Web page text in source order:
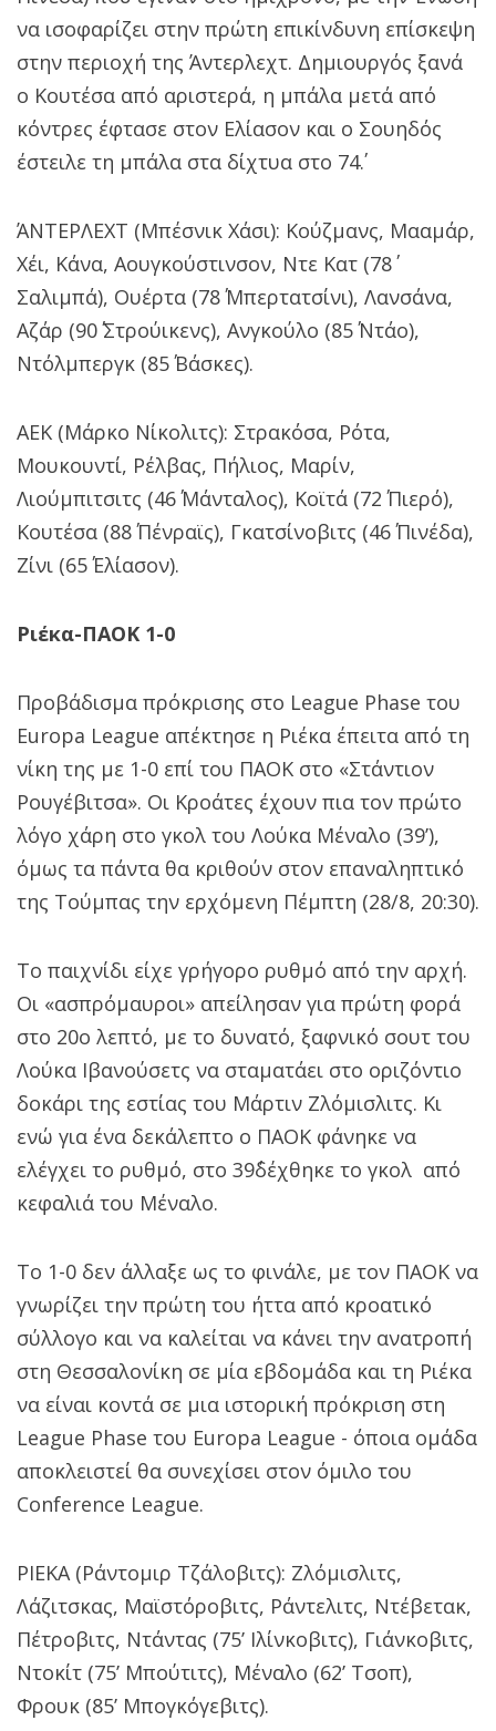
να ισοφαρίζει στην πρώτη επικίνδυνη επίσκεψη
στην περιοχή της Άντερλεχτ. Δημιουργός ξανά
ο Κουτέσα από αριστερά, η μπάλα μετά από
κόντρες έφτασε στον Ελίασον και ο Σουηδός
έστειλε τη μπάλα στα δίχτυα στο 74΄.
ΆΝΤΕΡΛΕΧΤ (Μπέσνικ Χάσι): Κούζμανς, Μααμάρ,
Χέι, Κάνα, Αουγκούστινσον, Ντε Κατ (78΄
Σαλιμπά), Ουέρτα (78΄ Μπερτατσίνι), Λανσάνα,
Αζάρ (90΄ Στρούικενς), Ανγκούλο (85΄ Ντάο),
Ντόλμπεργκ (85΄ Βάσκες).
ΑΕΚ (Μάρκο Νίκολιτς): Στρακόσα, Ρότα,
Μουκουντί, Ρέλβας, Πήλιος, Μαρίν,
Λιούμπιτσιτς (46΄ Μάνταλος), Κοϊτά (72΄ Πιερό),
Κουτέσα (88΄ Πένραϊς), Γκατσίνοβιτς (46΄ Πινέδα),
Ζίνι (65΄ Ελίασον).
Ριέκα-ΠΑΟΚ 1-0
Προβάδισμα πρόκρισης στο League Phase του
Europa League απέκτησε η Ριέκα έπειτα από τη
νίκη της με 1-0 επί του ΠΑΟΚ στο «Στάντιον
Ρουγέβιτσα». Οι Κροάτες έχουν πια τον πρώτο
λόγο χάρη στο γκολ του Λούκα Μέναλο (39’),
όμως τα πάντα θα κριθούν στον επαναληπτικό
της Τούμπας την ερχόμενη Πέμπτη (28/8, 20:30).
Το παιχνίδι είχε γρήγορο ρυθμό από την αρχή.
Οι «ασπρόμαυροι» απείλησαν για πρώτη φορά
στο 20ο λεπτό, με το δυνατό, ξαφνικό σουτ του
Λούκα Ιβανούσετς να σταματάει στο οριζόντιο
δοκάρι της εστίας του Μάρτιν Ζλόμισλιτς. Κι
ενώ για ένα δεκάλεπτο ο ΠΑΟΚ φάνηκε να
ελέγχει το ρυθμό, στο 39΄δέχθηκε το γκολ από
κεφαλιά του Μέναλο.
Το 1-0 δεν άλλαξε ως το φινάλε, με τον ΠΑΟΚ να
γνωρίζει την πρώτη του ήττα από κροατικό
σύλλογο και να καλείται να κάνει την ανατροπή
στη Θεσσαλονίκη σε μία εβδομάδα και τη Ριέκα
να είναι κοντά σε μια ιστορική πρόκριση στη
League Phase του Europa League - όποια ομάδα
αποκλειστεί θα συνεχίσει στον όμιλο του
Conference League.
ΡΙΕΚΑ (Ράντομιρ Τζάλοβιτς): Ζλόμισλιτς,
Λάζιτσκας, Μαϊστόροβιτς, Ράντελιτς, Ντέβετακ,
Πέτροβιτς, Ντάντας (75’ Ιλίνκοβιτς), Γιάνκοβιτς,
Ντοκίτ (75’ Μπούτιτς), Μέναλο (62’ Τσοπ),
Φρουκ (85’ Μπογκόγεβιτς).